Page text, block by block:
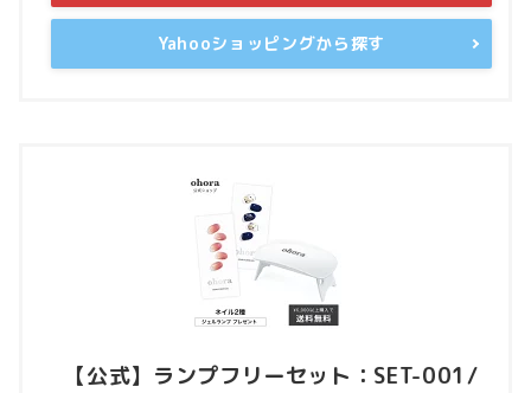
Yahooショッピングから探す
【公式】ランプフリーセット：SET-001/